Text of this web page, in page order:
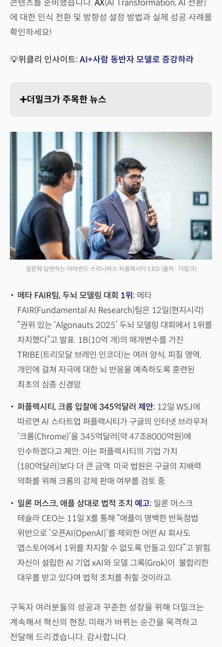
콘텐츠를 준비했습니다. AX(AI Transformation, AI 전환)
에 대한 인식 전환 및 방향성 설정 방법과 실제 성공 사례를
확인하세요!
💡위클리 인사이트: AI+사람 동반자 모델로 증강하라
➕더밀크가 주목한 뉴스
질문에 답변하는 아라빈드 스리니바스 퍼플렉시티 CEO (출처 : 더밀크)
메타 FAIR팀, 두뇌 모델링 대회 1위: 메타
FAIR(Fundamental AI Research)팀은 12일(현지시각)
“권위 있는 ‘Algonauts 2025’ 두뇌 모델링 대회에서 1위를
차지했다”고 발표. 1B(10억 개)의 매개변수를 가진
TRIBE(트리모달 브레인 인코더)는 여러 양식, 피질 영역,
개인에 걸쳐 자극에 대한 뇌 반응을 예측하도록 훈련된
최초의 심층 신경망.
퍼플렉시티, 크롬 입찰에 345억달러 제안: 12일 WSJ에
따르면 AI 스타트업 퍼플렉시티가 구글의 인터넷 브라우저
‘크롬(Chrome)’을 345억달러(약 47조8000억원)에
인수하겠다고 제안. 이는 퍼플렉시티의 기업 가치
(180억달러)보다 더 큰 금액. 미국 법원은 구글의 지배력
약화를 위해 크롬의 강제 판매 여부를 검토 중.
일론 머스크, 애플 상대로 법적 조치 예고: 일론 머스크
테슬라 CEO는 11일 X를 통해 “애플이 명백한 반독점법
위반으로 ‘오픈AI(OpenAI)’를 제외한 어떤 AI 회사도
앱스토어에서 1위를 차지할 수 없도록 만들고 있다”고 밝힘.
자신이 설립한 AI 기업 xAI와 모델 그록(Grok)이 불합리한
대우를 받고 있다며 법적 조치를 취할 것이라고.
구독자 여러분들의 성공과 꾸준한 성장을 위해 더밀크는
계속해서 혁신의 현장, 미래가 바뀌는 순간을 목격하고
전달해 드리겠습니다. 감사합니다.